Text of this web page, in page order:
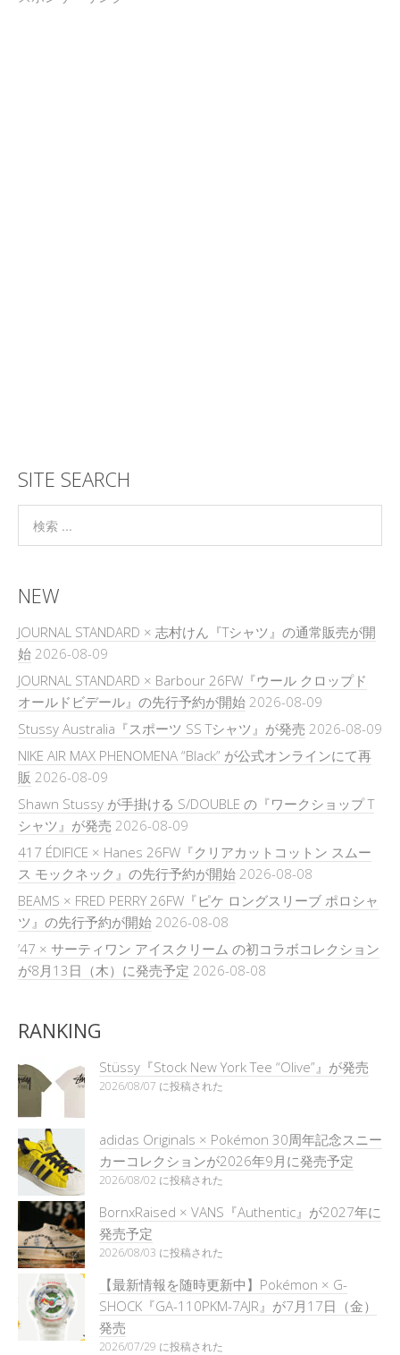
SITE SEARCH
NEW
JOURNAL STANDARD × 志村けん『Tシャツ』の通常販売が開
始 2026-08-09
JOURNAL STANDARD × Barbour 26FW『ウール クロップド
オールドビデール』の先行予約が開始 2026-08-09
Stussy Australia『スポーツ SS Tシャツ』が発売 2026-08-09
NIKE AIR MAX PHENOMENA “Black” が公式オンラインにて再
販 2026-08-09
Shawn Stussy が手掛ける S/DOUBLE の『ワークショップ T
シャツ』が発売 2026-08-09
417 ÉDIFICE × Hanes 26FW『クリアカットコットン スムー
ス モックネック』の先行予約が開始 2026-08-08
BEAMS × FRED PERRY 26FW『ピケ ロングスリーブ ポロシャ
ツ』の先行予約が開始 2026-08-08
’47 × サーティワン アイスクリーム の初コラボコレクション
が8月13日（木）に発売予定 2026-08-08
RANKING
Stüssy『Stock New York Tee “Olive”』が発売
2026/08/07 に投稿された
adidas Originals × Pokémon 30周年記念スニー
カーコレクションが2026年9月に発売予定
2026/08/02 に投稿された
BornxRaised × VANS『Authentic』が2027年に
発売予定
2026/08/03 に投稿された
【最新情報を随時更新中】Pokémon × G-
SHOCK『GA-110PKM-7AJR』が7月17日（金）
発売
2026/07/29 に投稿された